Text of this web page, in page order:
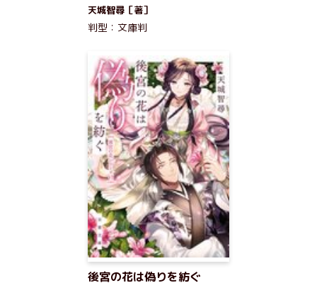
天城智尋［著］
判型：文庫判
後宮の花は偽りを紡ぐ